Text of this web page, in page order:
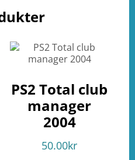
PS2 Total club
manager
2004
50.00kr